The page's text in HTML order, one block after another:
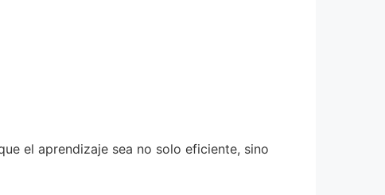
el aprendizaje sea no solo eficiente, sino